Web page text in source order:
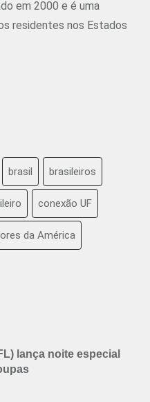
em 2000 e é uma
residentes nos Estados
brasil brasileiros
conexão UF
da América
lança noite especial